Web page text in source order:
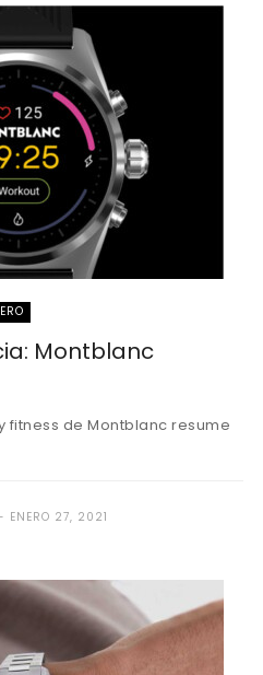
Montblanc
fitness de Montblanc resume
ENERO 27, 2021